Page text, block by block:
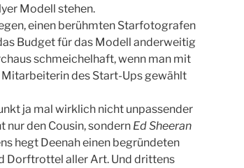
Modell stehen.
einen berühmten Starfotografen
Budget für das Modell anderweitig
schmeichelhaft, wenn man mit
des Start-Ups gewählt
ja mal wirklich nicht unpassender
nur den Cousin, sondern Ed Sheeran
hegt Deenah einen begründeten
Dorftrottel aller Art. Und drittens